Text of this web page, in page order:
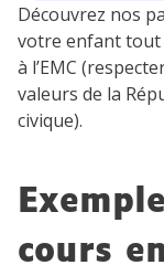
Découvrez nos
votre enfant tout
à l’EMC
valeurs de la
civique).
cours